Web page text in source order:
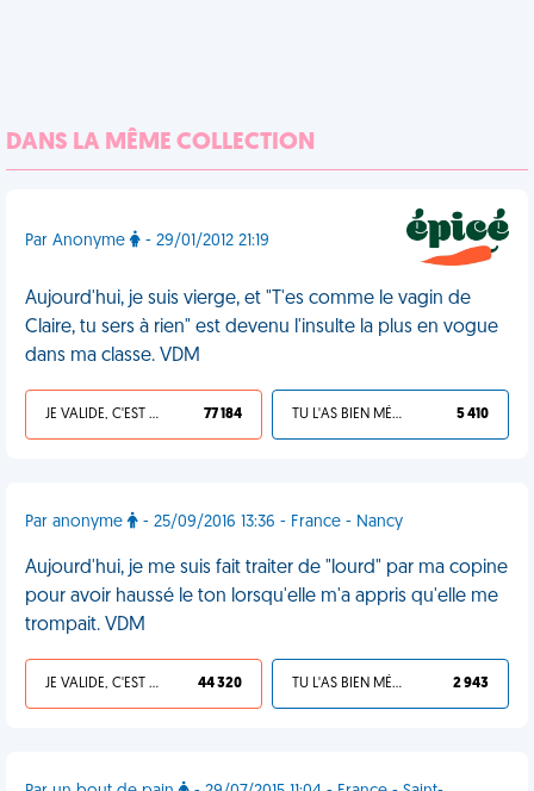
DANS LA MÊME COLLECTION
Par Anonyme - 29/01/2012 21:19
Aujourd'hui, je suis vierge, et "T'es comme le vagin de
Claire, tu sers à rien" est devenu l'insulte la plus en vogue
dans ma classe. VDM
JE VALIDE, C'EST UNE VDM 77 184 TU L'AS BIEN MÉRITÉ 5 410
Par anonyme - 25/09/2016 13:36 - France - Nancy
Aujourd'hui, je me suis fait traiter de "lourd" par ma copine
pour avoir haussé le ton lorsqu'elle m'a appris qu'elle me
trompait. VDM
JE VALIDE, C'EST UNE VDM 44 320 TU L'AS BIEN MÉRITÉ 2 943